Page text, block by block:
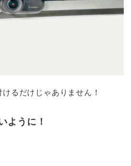
るだけじゃありません！
ように！